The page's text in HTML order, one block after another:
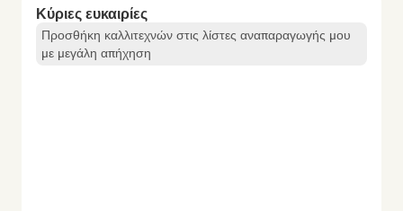
Κύριες ευκαιρίες
Προσθήκη καλλιτεχνών στις λίστες αναπαραγωγής μου
με μεγάλη απήχηση